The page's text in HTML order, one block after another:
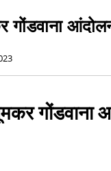
गोंडवाना